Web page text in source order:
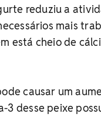
reduziu a
mais
está cheio de
causar um
3 desse peixe